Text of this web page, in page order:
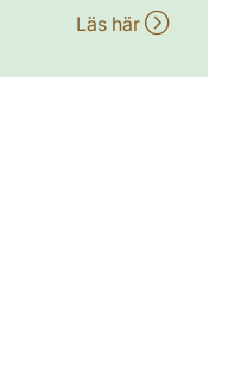
Läs här